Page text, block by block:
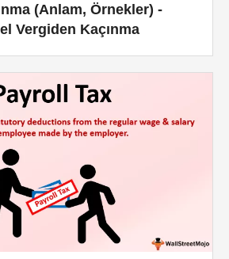
(Anlam, Örnekler) -
Vergiden Kaçınma